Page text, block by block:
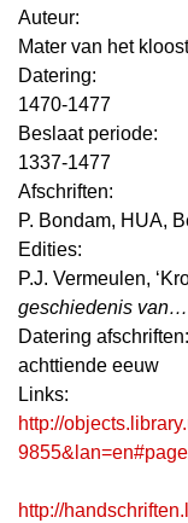
Auteur:
Mater van het
Datering:
1470-1477
Beslaat periode:
1337-1477
Afschriften:
P. Bondam, HUA,
Edities:
P.J. Vermeulen,
geschiedenis
Datering afschriften:
achttiende eeuw
Links:
http://
http://